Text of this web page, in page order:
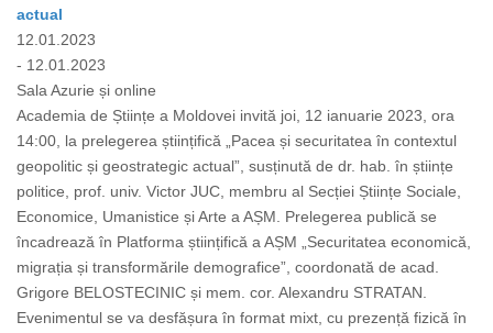
actual
12.01.2023
- 12.01.2023
Sala Azurie și online
Academia de Științe a Moldovei invită joi, 12 ianuarie 2023, ora
14:00, la prelegerea științifică „Pacea și securitatea în contextul
geopolitic și geostrategic actual”, susținută de dr. hab. în științe
politice, prof. univ. Victor JUC, membru al Secției Științe Sociale,
Economice, Umanistice și Arte a AȘM. Prelegerea publică se
încadrează în Platforma științifică a AȘM „Securitatea economică,
migrația și transformările demografice”, coordonată de acad.
Grigore BELOSTECINIC și mem. cor. Alexandru STRATAN.
Evenimentul se va desfășura în format mixt, cu prezență fizică în